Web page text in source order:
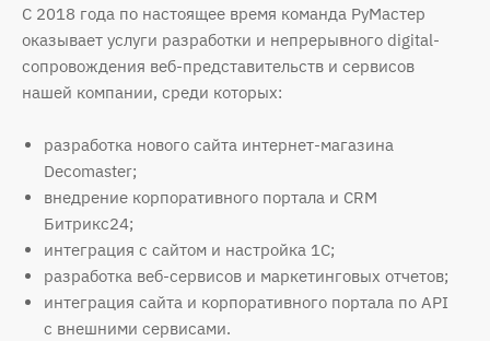
С 2018 года по настоящее время команда РуМастер
оказывает услуги разработки и непрерывного digital-
сопровождения веб-представительств и сервисов
нашей компании, среди которых:
разработка нового сайта интернет-магазина
Decomaster;
внедрение корпоративного портала и CRM
Битрикс24;
интеграция с сайтом и настройка 1С;
разработка веб-сервисов и маркетинговых отчетов;
интеграция сайта и корпоративного портала по API
с внешними сервисами.